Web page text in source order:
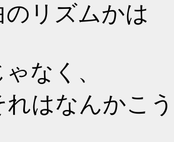
のリズムかは
なく、
れはなんかこ